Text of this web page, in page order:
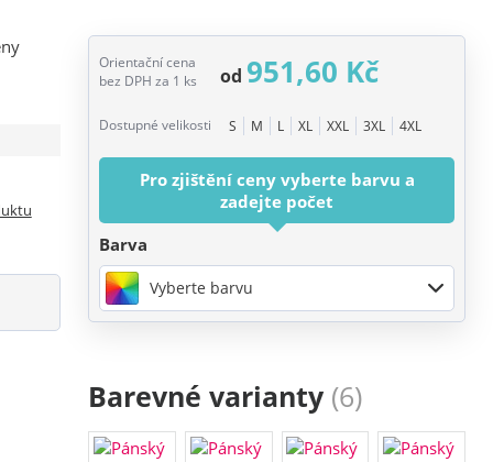
Orientační cena
bez DPH za 1 ks
od 951,60 Kč
Dostupné velikosti S M L XL XXL 3XL 4XL
Pro zjištění ceny vyberte barvu a
zadejte počet
Barva
Vyberte barvu
Barevné varianty (6)